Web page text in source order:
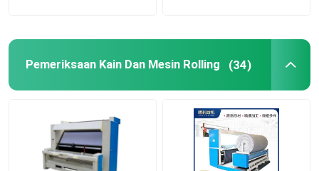
Pemeriksaan Kain Dan Mesin Rolling (34)